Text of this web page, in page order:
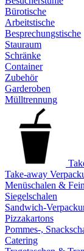
Bürotische
Arbeitstische
Besprechungstische
Stauraum
Schränke
Container
Zubehör
Garderoben
Mülltrennung
Take-away
Menüschalen &
Siegelschalen
Sandwich-
Pizzakartons
Pommes-,
Catering